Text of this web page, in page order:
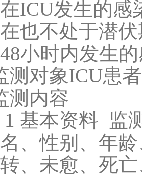
ICU发生的感
也不处于潜
小时内发生
测对象ICU患
测内容
1 基本资料 监
、性别、年
、未愈、死